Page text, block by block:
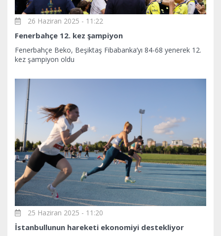
26 Haziran 2025 - 11:22
Fenerbahçe 12. kez şampiyon
Fenerbahçe Beko, Beşiktaş Fibabanka’yı 84-68 yenerek 12.
kez şampiyon oldu
25 Haziran 2025 - 11:20
İstanbullunun hareketi ekonomiyi destekliyor